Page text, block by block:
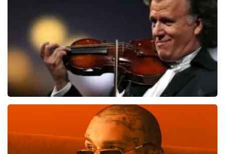
BESTEL NU
laatste 30 minuten
BESTEL NU